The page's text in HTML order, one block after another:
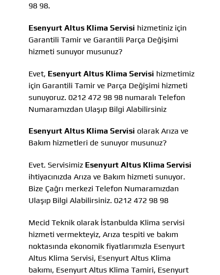
98 98.
Esenyurt Altus Klima Servisi hizmetiniz için
Garantili Tamir ve Garantili Parça Değişimi
hizmeti sunuyor musunuz?
Evet, Esenyurt Altus Klima Servisi hizmetimiz
için Garantili Tamir ve Parça Değişimi hizmeti
sunuyoruz. 0212 472 98 98 numaralı Telefon
Numaramızdan Ulaşıp Bilgi Alabilirsiniz
Esenyurt Altus Klima Servisi olarak Arıza ve
Bakım hizmetleri de sunuyor musunuz?
Evet. Servisimiz Esenyurt Altus Klima Servisi
ihtiyacınızda Arıza ve Bakım hizmeti sunuyor.
Bize Çağrı merkezi Telefon Numaramızdan
Ulaşıp Bilgi Alabilirsiniz. 0212 472 98 98
Mecid Teknik olarak İstanbulda Klima servisi
hizmeti vermekteyiz, Arıza tespiti ve bakım
noktasında ekonomik fiyatlarımızla Esenyurt
Altus Klima Servisi, Esenyurt Altus Klima
bakımı, Esenyurt Altus Klima Tamiri, Esenyurt